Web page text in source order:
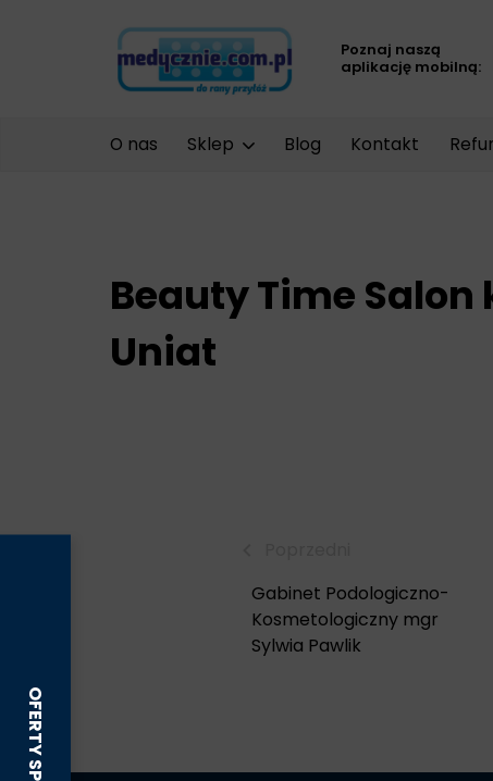
Poznaj naszą
aplikację mobilną:
O nas Sklep Blog Kontakt
Beauty Time
Uniat
Gabinet Podologiczno-
Kosmetologiczny mgr
Sylwia Pawlik